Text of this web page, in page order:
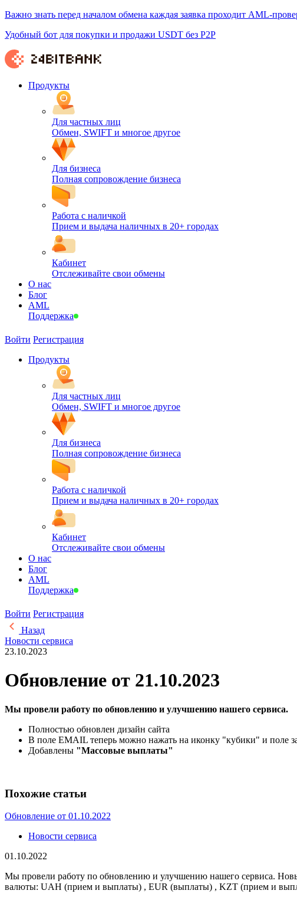
Важно знать перед началом обмена каждая заявка проходит AML-
Удобный бот для покупки и продажи USDT без P2P
Продукты
Для частных лиц
Обмен, SWIFT и многое другое
Для бизнеса
Полная сопровождение бизнеса
Работа с наличкой
Прием и выдача наличных в 20+ городах
Кабинет
Отслеживайте свои обмены
О нас
Блог
AML
Поддержка
Войти Регистрация
Продукты
Для частных лиц
Обмен, SWIFT и многое другое
Для бизнеса
Полная сопровождение бизнеса
Работа с наличкой
Прием и выдача наличных в 20+ городах
Кабинет
Отслеживайте свои обмены
О нас
Блог
AML
Поддержка
Войти Регистрация
Назад
Новости сервиса
23.10.2023
Обновление от 21.10.2023
Мы провели работу по обновлению и улучшению нашего сервиса.
Полностью обновлен дизайн сайта
В поле EMAIL теперь можно нажать на иконку "кубики" и поле
Добавлены "Массовые выплаты"
Похожие статьи
Обновление от 01.10.2022
Новости сервиса
01.10.2022
Мы провели работу по обновлению и улучшению нашего сервиса.
валюты: UAH (прием и выплаты) , EUR (выплаты) , KZT (прием и